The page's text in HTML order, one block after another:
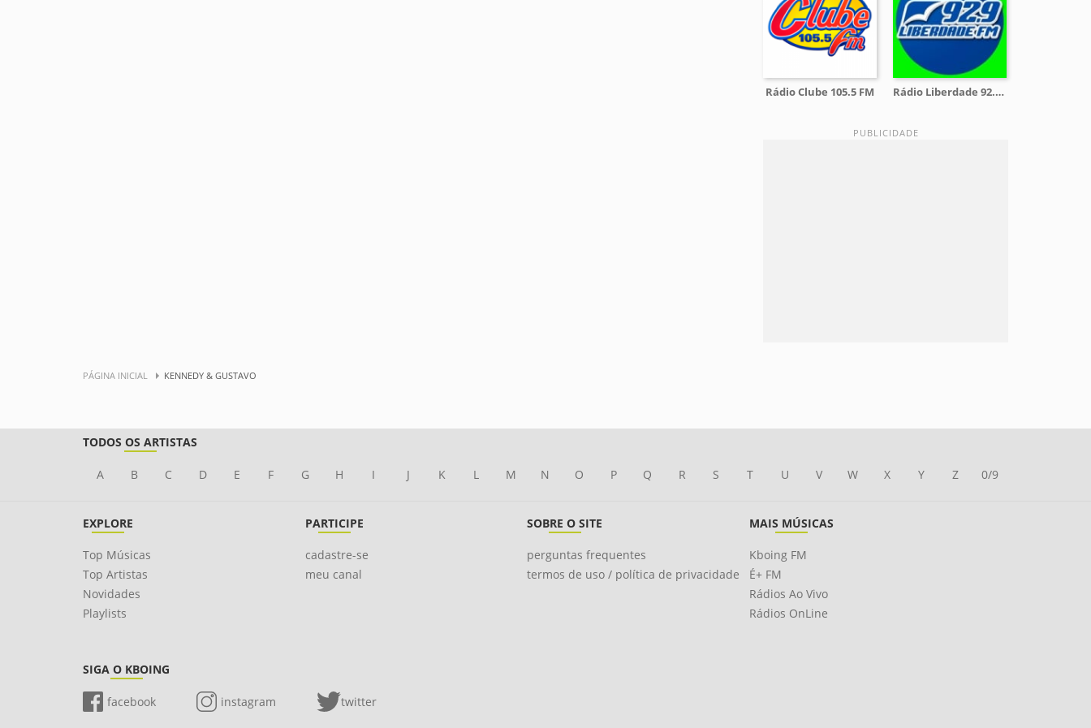
Rádio Clube 105.5 FM Rádio Liberdade 92.9 FM
PÁGINA INICIAL KENNEDY & GUSTAVO
TODOS OS ARTISTAS
A B C D E F G H I J K L M N O P Q R S T U V W X Y Z 0/9
EXPLORE
Top Músicas
Top Artistas
Novidades
Playlists
PARTICIPE
cadastre-se
meu canal
SOBRE O SITE
perguntas frequentes
termos de uso / política de privacidade
MAIS MÚSICAS
Kboing FM
É+ FM
Rádios Ao Vivo
Rádios OnLine
SIGA O KBOING
facebook instagram twitter